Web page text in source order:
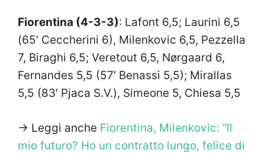
Fiorentina (4-3-3): Lafont 6,5; Laurini 6,5
(65′ Ceccherini 6), Milenkovic 6,5, Pezzella
7, Biraghi 6,5; Veretout 6,5, Nørgaard 6,
Fernandes 5,5 (57′ Benassi 5,5); Mirallas
5,5 (83′ Pjaca S.V.), Simeone 5, Chiesa 5,5
-> Leggi anche Fiorentina, Milenkovic: “Il
mio futuro? Ho un contratto lungo, felice di